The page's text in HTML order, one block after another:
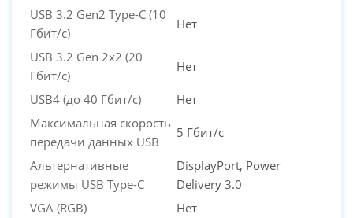
USB 3.2 Gen2 Type-C (10
Гбит/с)
Нет
USB 3.2 Gen 2x2 (20
Гбит/с)
Нет
USB4 (до 40 Гбит/с)
Нет
Максимальная скорость
передачи данных USB
5 Гбит/с
Альтернативные
режимы USB Type-C
DisplayPort, Power
Delivery 3.0
VGA (RGB)
Нет